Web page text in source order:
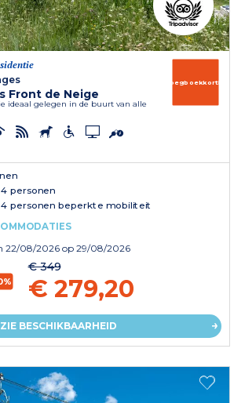
Front de Neige
ideaal gelegen in de buurt van alle
Vroegboekkorting
personen
personen beperkte mobiliteit
22/08/2026 op 29/08/2026
€ 349
€ 279,20
ZIE BESCHIKBAARHEID